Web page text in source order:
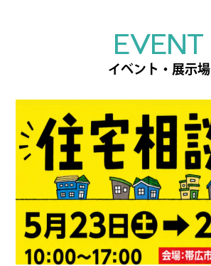
EVENT
イベント・展示場